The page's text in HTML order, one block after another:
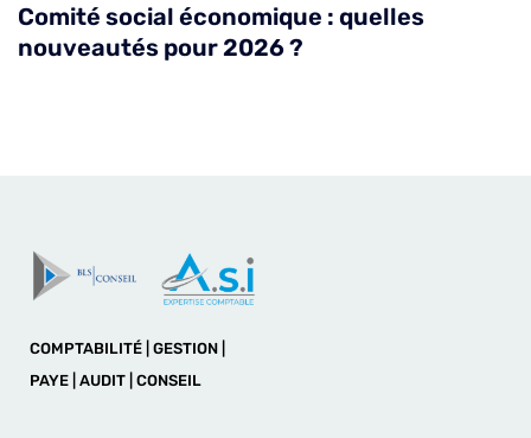
Comité social économique : quelles
nouveautés pour 2026 ?
COMPTABILITÉ | GESTION |
PAYE | AUDIT | CONSEIL